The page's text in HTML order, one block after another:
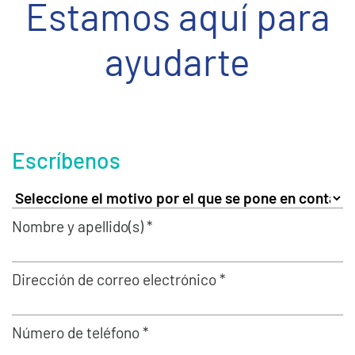
Estamos aquí para
ayudarte
Escríbenos
Nombre y apellido(s) *
Dirección de correo electrónico *
Número de teléfono *